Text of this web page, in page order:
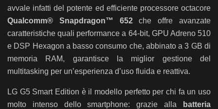
avvale infatti del potente ed efficiente processore octacore
Qualcomm® Snapdragon™ 652
che offre avanzate
caratteristiche quali performance a 64-bit, GPU Adreno 510
e DSP Hexagon a basso consumo che, abbinato a 3 GB di
memoria RAM, garantisce la miglior gestione del
multitasking per un’esperienza d’uso fluida e reattiva.
LG G5 Smart Edition è il modello perfetto per chi fa un uso
molto intenso dello smartphone: grazie alla
batteria